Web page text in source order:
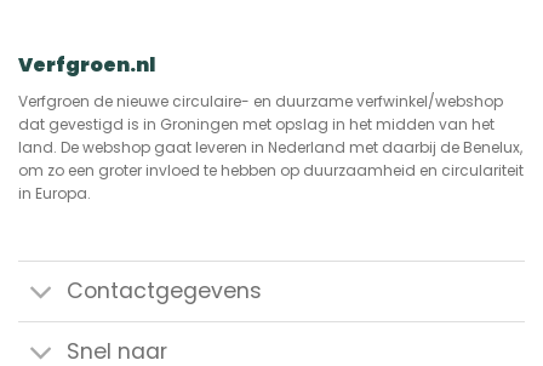
Verfgroen.nl
Verfgroen de nieuwe circulaire- en duurzame verfwinkel/webshop
dat gevestigd is in Groningen met opslag in het midden van het
land. De webshop gaat leveren in Nederland met daarbij de Benelux,
om zo een groter invloed te hebben op duurzaamheid en circulariteit
in Europa.
Contactgegevens
Snel naar